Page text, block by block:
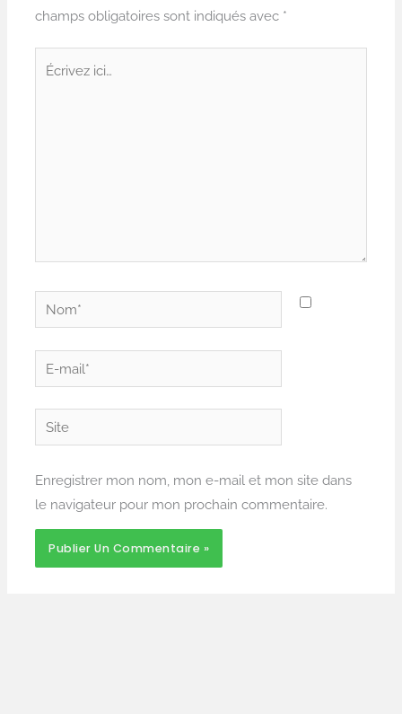
champs obligatoires sont indiqués avec *
Nom*
E-
mail*
Site
Enregistrer mon nom, mon e-mail et mon site dans
le navigateur pour mon prochain commentaire.